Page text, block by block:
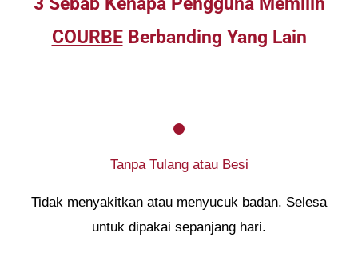
COURBEBerbanding Yang Lain
Tanpa Tulang atau Besi
Tidak menyakitkan atau menyucuk badan. Selesa
untuk dipakai sepanjang hari.